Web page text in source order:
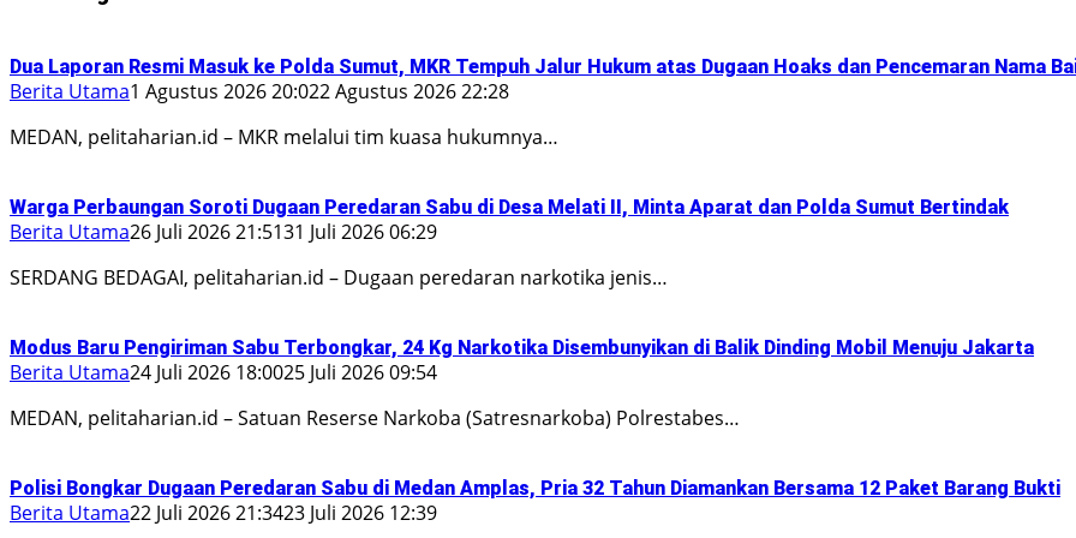
Dua Laporan Resmi Masuk ke Polda Sumut, MKR Tempuh Jalur Hukum atas Dugaan Hoaks dan Pencemaran Nama
Berita Utama1 Agustus 2026 20:022 Agustus 2026 22:28
MEDAN, pelitaharian.id – MKR melalui tim kuasa hukumnya…
Warga Perbaungan Soroti Dugaan Peredaran Sabu di Desa Melati II, Minta Aparat dan Polda Sumut Bertindak
Berita Utama26 Juli 2026 21:5131 Juli 2026 06:29
SERDANG BEDAGAI, pelitaharian.id – Dugaan peredaran narkotika jenis…
Modus Baru Pengiriman Sabu Terbongkar, 24 Kg Narkotika Disembunyikan di Balik Dinding Mobil Menuju Jakarta
Berita Utama24 Juli 2026 18:0025 Juli 2026 09:54
MEDAN, pelitaharian.id – Satuan Reserse Narkoba (Satresnarkoba) Polrestabes…
Polisi Bongkar Dugaan Peredaran Sabu di Medan Amplas, Pria 32 Tahun Diamankan Bersama 12 Paket Barang Bukti
Berita Utama22 Juli 2026 21:3423 Juli 2026 12:39